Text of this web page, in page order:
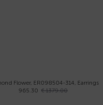
Flower, ER098504-314, Earrings
965.30 € 1379.00